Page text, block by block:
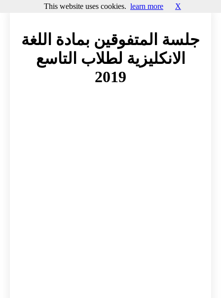
جلسة المتفوقين بمادة اللغة
الانكليزية لطلاب التاسع
2019
This website uses cookies. learn more X